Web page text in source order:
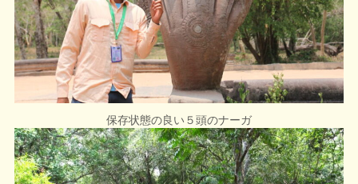
保存状態の良い５頭のナーガ